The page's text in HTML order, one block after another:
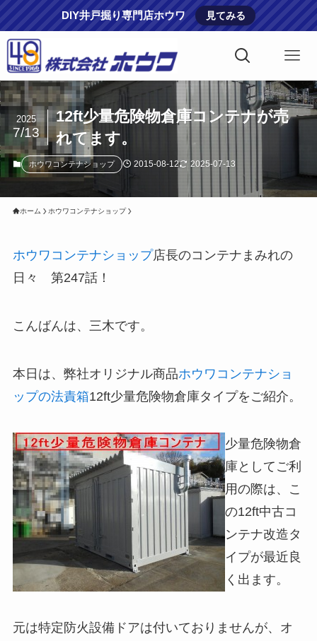
DIY井戸掘り専門店ホウワ 見てみる
12ft少量危険物倉庫コンテナが売
れてます。
2025
7/13
ホウワコンテナショップ 2015-08-12 2025-07-13
ホーム ホウワコンテナショップ
ホウワコンテナショップ店長のコンテナまみれの
日々 第247話！
こんばんは、三木です。
本日は、弊社オリジナル商品ホウワコンテナショ
ップの法責箱12ft少量危険物倉庫タイプをご紹介。
少量危険物倉
庫としてご利
用の際は、こ
の12ft中古コ
ンテナ改造タ
イプが最近良
く出ます。
元は特定防火設備ドアは付いておりませんが、オ